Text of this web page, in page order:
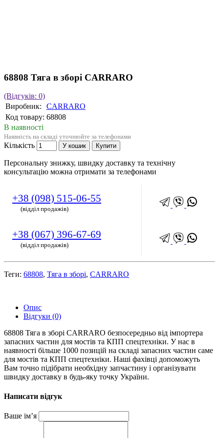
68808 Тяга в зборі CARRARO
(Відгуків: 0)
Виробник:
CARRARO
Код товару: 68808
В наявності
Наявність на складі уточнюйте за телефонами
Кількість У кошик Купити
Персональну знижку, швидку доставку та технічну
консультацію можна отримати за телефонами
+38 (098) 515-06-55
(відділ продажів)
+38 (067) 396-67-69
(відділ продажів)
Теги: 68808, Тяга в зборі, CARRARO
Опис
Відгуки (0)
68808 Тяга в зборі CARRARO безпосередньо від імпортера
запасних частин для мостів та КПП спецтехніки. У нас в
наявності більше 1000 позицій на складі запасних частин саме
для мостів та КПП спецтехніки. Наші фахівці допоможуть
Вам точно підібрати необхідну запчастину і організувати
швидку доставку в будь-яку точку України.
Написати відгук
Ваше ім’я